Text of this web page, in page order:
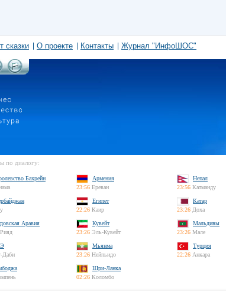
сказки О проекте Контакты Журнал "ИнфоШОС"
по диалогу:
Бахрейн
Армения
23:56 Ереван
Непал
23:56 Катманду
Египет
22:26 Каир
Катар
23:26 Доха
Аравия
Кувейт
23:26 Эль-Кувейт
Мальдивы
23:26 Мале
Даби
Мьянма
23:26 Нейпьидо
Турция
22:26 Анкара
Шри-Ланка
02:26 Коломбо